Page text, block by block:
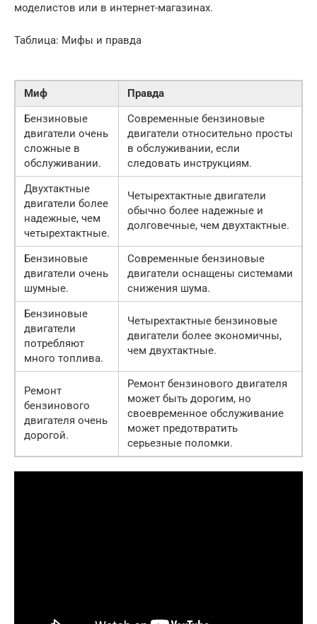
моделистов или в интернет-магазинах.
Таблица: Мифы и правда
Миф
Правда
Бензиновые
двигатели очень
сложные в
обслуживании.
Современные бензиновые
двигатели относительно просты
в обслуживании, если
следовать инструкциям.
Двухтактные
двигатели более
надежные, чем
четырехтактные.
Четырехтактные двигатели
обычно более надежные и
долговечные, чем двухтактные.
Бензиновые
двигатели очень
шумные.
Современные бензиновые
двигатели оснащены системами
снижения шума.
Бензиновые
двигатели
потребляют
много топлива.
Четырехтактные бензиновые
двигатели более экономичны,
чем двухтактные.
Ремонт
бензинового
двигателя очень
дорогой.
Ремонт бензинового двигателя
может быть дорогим, но
своевременное обслуживание
может предотвратить
серьезные поломки.